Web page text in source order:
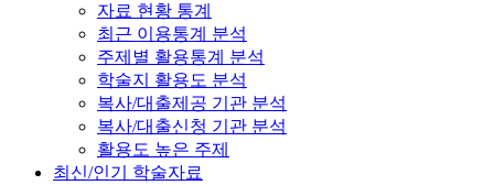
자료 현황 통계
최근 이용통계 분석
주제별 활용통계 분석
학술지 활용도 분석
복사/대출제공 기관 분석
복사/대출신청 기관 분석
활용도 높은 주제
최신/인기 학술자료